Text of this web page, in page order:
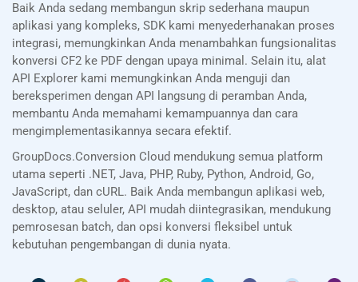
Baik Anda sedang membangun skrip sederhana maupun
aplikasi yang kompleks, SDK kami menyederhanakan proses
integrasi, memungkinkan Anda menambahkan fungsionalitas
konversi CF2 ke PDF dengan upaya minimal. Selain itu, alat
API Explorer kami memungkinkan Anda menguji dan
bereksperimen dengan API langsung di peramban Anda,
membantu Anda memahami kemampuannya dan cara
mengimplementasikannya secara efektif.
GroupDocs.Conversion Cloud mendukung semua platform
utama seperti .NET, Java, PHP, Ruby, Python, Android, Go,
JavaScript, dan cURL. Baik Anda membangun aplikasi web,
desktop, atau seluler, API mudah diintegrasikan, mendukung
pemrosesan batch, dan opsi konversi fleksibel untuk
kebutuhan pengembangan di dunia nyata.